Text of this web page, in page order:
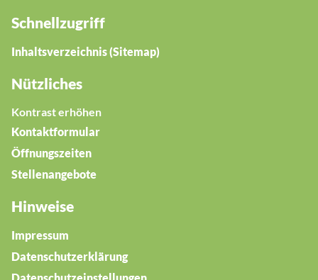
Schnellzugriff
Inhaltsverzeichnis (Sitemap)
Nützliches
Kontrast erhöhen
Kontaktformular
Öffnungszeiten
Stellenangebote
Hinweise
Impressum
Datenschutzerklärung
Datenschutzeinstellungen